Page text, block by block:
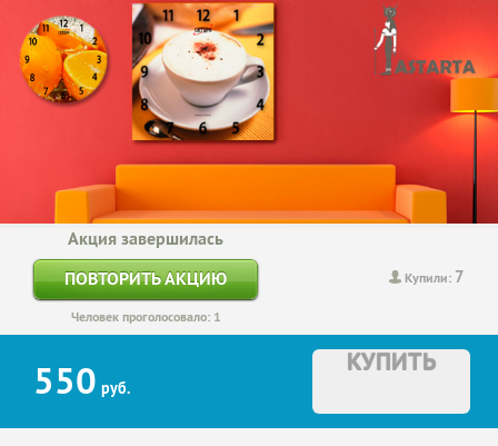
Купили: 7
Акция завершилась
ПОВТОРИТЬ АКЦИЮ
Человек проголосовало: 1
550 руб.
КУПИТЬ